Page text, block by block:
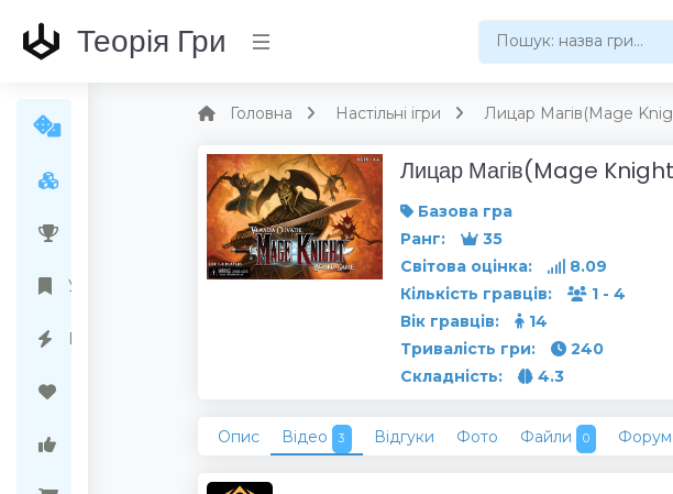
Народний рейтинг
Українські ігри
Передзамовлення
Теорія Гри
Головна Настільні ігри Лицар Магів(Mage
Лицар Магів(Mage
Базова гра
Ранг:
35
Світова оцінка:
8.09
Кількість гравців:
1 - 4
Вік гравців:
14
Тривалість гри:
240
Складність:
4.3
Опис Відео 3 Відгуки Фото Файли 0 Форум